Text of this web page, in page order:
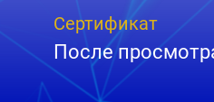
Сертификат
После